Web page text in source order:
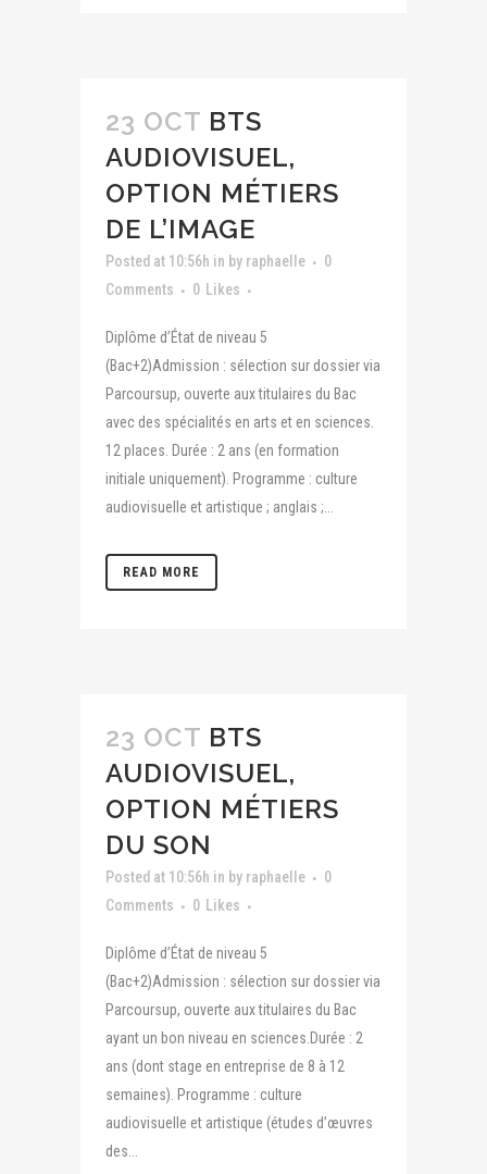
23 OCT BTS
AUDIOVISUEL,
OPTION MÉTIERS
DE L’IMAGE
Posted at 10:56h in by raphaelle
0
Comments
0 Likes
Diplôme d’État de niveau 5
(Bac+2)Admission : sélection sur dossier via
Parcoursup, ouverte aux titulaires du Bac
avec des spécialités en arts et en sciences.
12 places. Durée : 2 ans (en formation
initiale uniquement). Programme : culture
audiovisuelle et artistique ; anglais ;...
READ MORE
23 OCT BTS
AUDIOVISUEL,
OPTION MÉTIERS
DU SON
Posted at 10:56h in by raphaelle
0
Comments
0 Likes
Diplôme d’État de niveau 5
(Bac+2)Admission : sélection sur dossier via
Parcoursup, ouverte aux titulaires du Bac
ayant un bon niveau en sciences.Durée : 2
ans (dont stage en entreprise de 8 à 12
semaines). Programme : culture
audiovisuelle et artistique (études d’œuvres
des...